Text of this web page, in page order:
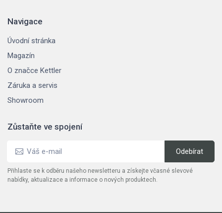
Navigace
Úvodní stránka
Magazín
O značce Kettler
Záruka a servis
Showroom
Zůstaňte ve spojení
Přihlaste se k odběru našeho newsletteru a získejte včasné slevové
nabídky, aktualizace a informace o nových produktech.